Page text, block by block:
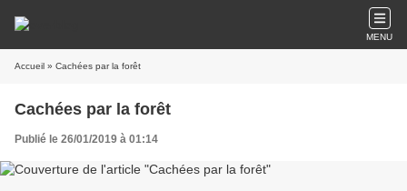
MENU
Accueil » Cachées par la forêt
Cachées par la forêt
Publié le 26/01/2019 à 01:14